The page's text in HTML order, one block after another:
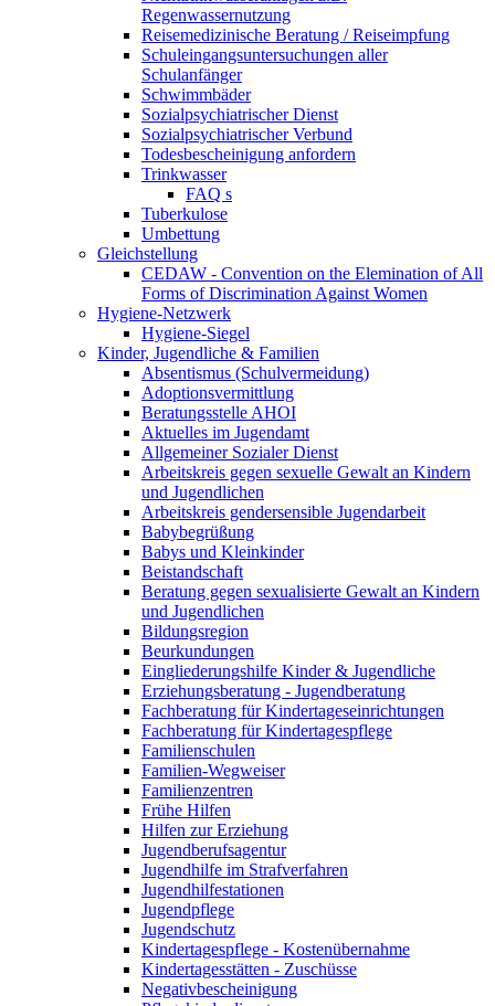
Regenwassernutzung
Reisemedizinische Beratung / Reiseimpfung
Schuleingangsuntersuchungen aller
Schulanfänger
Schwimmbäder
Sozialpsychiatrischer Dienst
Sozialpsychiatrischer Verbund
Todesbescheinigung anfordern
Trinkwasser
FAQ s
Tuberkulose
Umbettung
Gleichstellung
CEDAW - Convention on the Elemination of All
Forms of Discrimination Against Women
Hygiene-Netzwerk
Hygiene-Siegel
Kinder, Jugendliche & Familien
Absentismus (Schulvermeidung)
Adoptionsvermittlung
Beratungsstelle AHOI
Aktuelles im Jugendamt
Allgemeiner Sozialer Dienst
Arbeitskreis gegen sexuelle Gewalt an Kindern
und Jugendlichen
Arbeitskreis gendersensible Jugendarbeit
Babybegrüßung
Babys und Kleinkinder
Beistandschaft
Beratung gegen sexualisierte Gewalt an Kindern
und Jugendlichen
Bildungsregion
Beurkundungen
Eingliederungshilfe Kinder & Jugendliche
Erziehungsberatung - Jugendberatung
Fachberatung für Kindertageseinrichtungen
Fachberatung für Kindertagespflege
Familienschulen
Familien-Wegweiser
Familienzentren
Frühe Hilfen
Hilfen zur Erziehung
Jugendberufsagentur
Jugendhilfe im Strafverfahren
Jugendhilfestationen
Jugendpflege
Jugendschutz
Kindertagespflege - Kostenübernahme
Kindertagesstätten - Zuschüsse
Negativbescheinigung